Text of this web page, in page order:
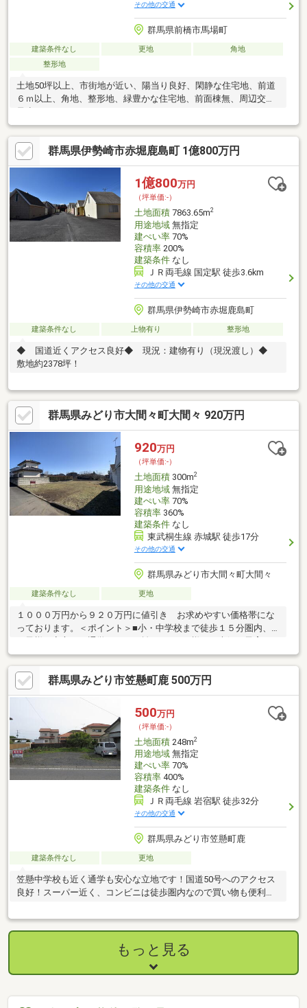
その他の交通
群馬県前橋市馬場町
建築条件なし 更地
角地
整形地
土地50坪以上、市街地が近い、陽当り良好、閑静な住宅地、前道
６ｍ以上、角地、整形地、緑豊かな住宅地、前面棟無、周辺交通
群馬県伊勢崎市赤堀鹿島町 1億800万円
1億800万円
（坪単価:-）
土地面積7863.65m2
用途地域無指定
建ぺい率70%
容積率200%
建築条件なし
ＪＲ両毛線 国定駅 徒歩3.6km
その他の交通
群馬県伊勢崎市赤堀鹿島町
建築条件なし 上物有り 整形地
◆ 国道近くアクセス良好◆ 現況：建物有り（現況渡し）◆
敷地約2378坪！
群馬県みどり市大間々町大間々 920万円
920万円
（坪単価:-）
土地面積300m2
用途地域無指定
建ぺい率70%
容積率360%
建築条件なし
東武桐生線 赤城駅 徒歩17分
その他の交通
群馬県みどり市大間々町大間々
建築条件なし 更地
１０００万円から９２０万円に値引き お求めやすい価格帯にな
っております。＜ポイント＞■小・中学校まで徒歩１５分圏内、
お子様も安心して通学できる距離■おひとり様から夫婦、子育て
世代 全世代におすすめの物件■敷地９０坪で、ゆったりとした
間取りの住宅を建築できます＜周辺環境＞■りょうもう号始発
駅 赤城駅まで徒歩１６分■都内（北千住・スカイツリー・浅
草）まで楽々アクセス■コンビニエンスストアに近い■前橋大間々
桐生線（３号線）には飲食店や販売店が集まっており、買い物に
便利■小学校まで徒歩１２分、中学校まで徒歩１４分詳しくは
「周辺環境」をご覧ください
群馬県みどり市笠懸町鹿 500万円
500万円
（坪単価:-）
土地面積248m2
用途地域無指定
建ぺい率70%
容積率400%
建築条件なし
ＪＲ両毛線 岩宿駅 徒歩32分
その他の交通
群馬県みどり市笠懸町鹿
建築条件なし 更地
笠懸中学校も近く通学も安心な立地です！国道50号へのアクセス
良好！スーパー近く、コンビニは徒歩圏内なので買い物も便利で
もっと見る